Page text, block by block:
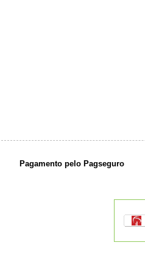
Pagamento pelo Pagseguro